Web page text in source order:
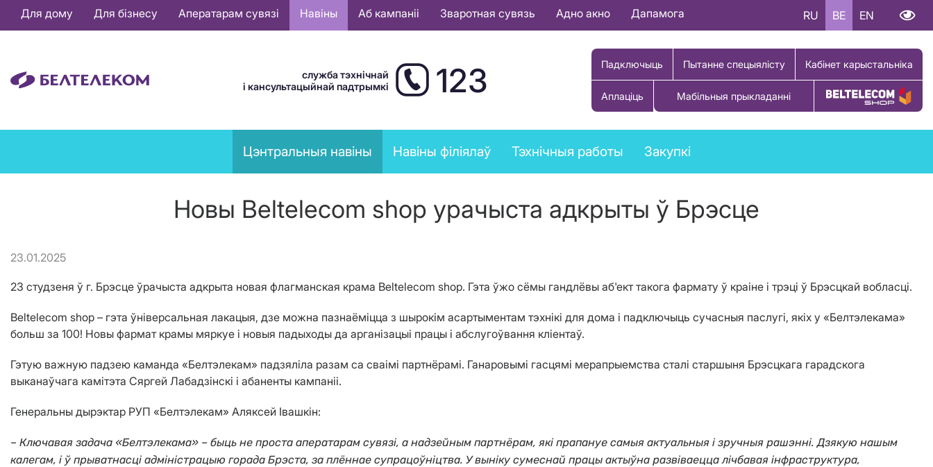
Основная
навигация
Для дому Для бізнесу Аператарам сувязі Навіны Аб кампаніі Зваротная сувязь Адно акно Дапамога RU BE EN
служба тэхнічнай
і кансультацыйнай падтрымкі
123 Падключыць Пытанне спецыялісту Кабінет карыстальніка
Аплаціць Мабільныя прыкладанні Купіць тавар
News
menu
Цэнтральныя навіны Навіны філіялаў Тэхнічныя работы Закупкі
Новы Beltelecom shop урачыста адкрыты ў Брэсце
23.01.2025
23 студзеня ў г. Брэсце ўрачыста адкрыта новая флагманская крама Beltelecom shop. Гэта ўжо сёмы гандлёвы аб'ект такога фармату ў краіне і трэці ў Брэсцкай вобласці.
Beltelecom shop – гэта ўніверсальная лакацыя, дзе можна пазнаёміцца з шырокім асартыментам тэхнікі для дома і падключыць сучасныя паслугі, якіх у «Белтэлекама»
больш за 100! Новы фармат крамы мяркуе і новыя падыходы да арганізацыі працы і абслугоўвання кліентаў.
Гэтую важную падзею каманда «Белтэлекам» падзяліла разам са сваімі партнёрамі. Ганаровымі гасцямі мерапрыемства сталі старшыня Брэсцкага гарадскога
выканаўчага камітэта Сяргей Лабадзінскі і абаненты кампаніі.
Генеральны дырэктар РУП «Белтэлекам» Аляксей Івашкін:
– Ключавая задача «Белтэлекама» – быць не проста аператарам сувязі, а надзейным партнёрам, які прапануе самыя актуальныя і зручныя рашэнні. Дзякую нашым
калегам, і ў прыватнасці адміністрацыю горада Брэста, за плённае супрацоўніцтва. У выніку сумеснай працы актыўна развіваецца лічбавая інфраструктура,